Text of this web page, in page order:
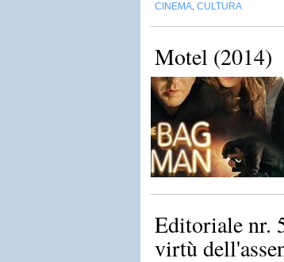
CINEMA CULTURA
Motel (2014)
Editoriale nr.
virtù